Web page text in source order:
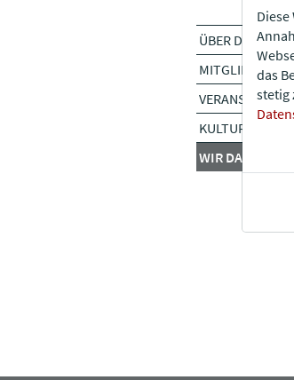
ÜBER DEN
KULTUR
WIR DANKEN
das
stetig